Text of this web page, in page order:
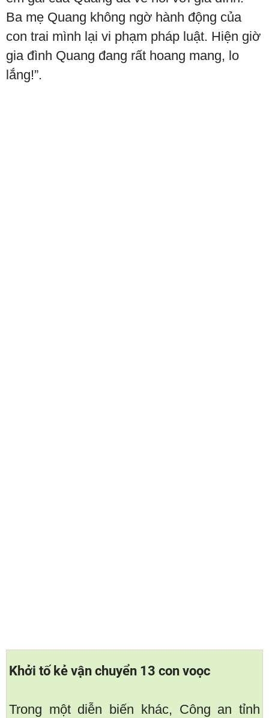
Ba mẹ Quang không ngờ hành động của
con trai mình lại vi phạm pháp luật. Hiện giờ
gia đình Quang đang rất hoang mang, lo
lắng!”.
Khởi tố kẻ vận chuyển 13 con voọc
Trong một diễn biến khác, Công an tỉnh